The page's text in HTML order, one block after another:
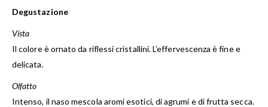
Degustazione
Vista
Il colore è ornato da riflessi cristallini. L’effervescenza è fine e
delicata.
Olfatto
Intenso, il naso mescola aromi esotici, di agrumi e di frutta secca.